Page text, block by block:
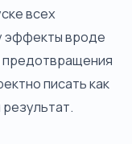
всех
эффекты вроде
предотвращения
писать как